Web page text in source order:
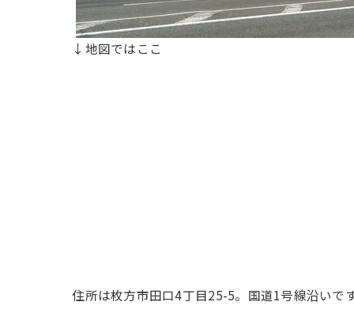
↓地図ではここ
住所は枚方市田口4丁目25-5。国道1号線沿いで